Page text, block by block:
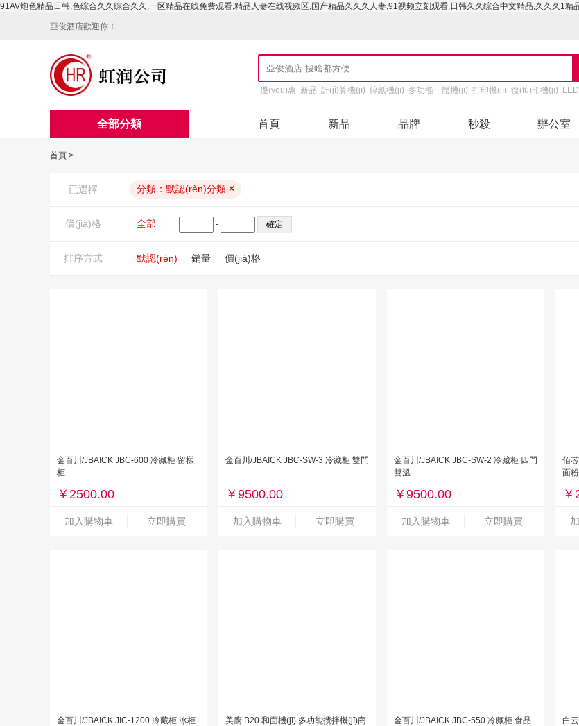
91AV炮色精品日韩,色综合久久综合久久,一区精品在线免费观看,精品人妻在线视频区,国产精品久久久人妻,91视频立刻观看,日韩久久综合中文精品,久久久1精
亞俊酒店歡迎你！
優(yōu)惠 新品 計(jì)算機(jī) 碎紙機(jī) 多功能一體機(jī) 打印機(jī) 復(fù)印機(jī)
全部分類 首頁 新品 品牌 秒殺 辦公室
首頁 >
已選擇 分類： 默認(rèn)分類 ×
價(jià)格 全部 -
排序方式 默認(rèn) 銷量 價(jià)格
金百川/JBAICK JBC-600 冷藏柜 留樣
柜
￥ 2500.00
加入購物車 立即購買
金百川/JBAICK JBC-SW-3 冷藏柜 雙門
￥ 9500.00
加入購物車 立即購買
金百川/JBAICK JBC-SW-2 冷藏柜 四門
雙溫
￥ 9500.00
加入購物車 立即購買
佰
面
￥
金百川/JBAICK JIC-1200 冷藏柜 冰柜
美廚 B20 和面機(jī) 多功能攪拌機(jī)商
金百川/JBAICK JBC-550 冷藏柜 食品
白